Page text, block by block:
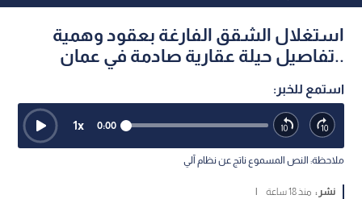
استغلال الشقق الفارغة بعقود وهمية
..تفاصيل حيلة عقارية صادمة في عمان
استمع للخبر:
0:00
1x
ملاحظة: النص المسموع ناتج عن نظام آلي
نشر : منذ 18 ساعة |